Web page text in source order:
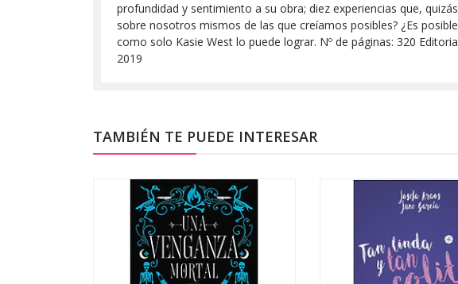
profundidad y sentimiento a su obra; diez experiencias que,
sobre nosotros mismos de las que creíamos posibles? ¿Es
como solo Kasie West lo puede lograr. Nº de páginas: 320
2019
TAMBIÉN TE PUEDE INTERESAR